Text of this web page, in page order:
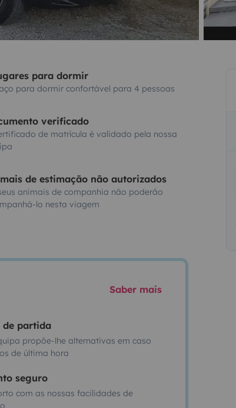
para dormir
para dormir confortável para 4 pessoas
verificado
de matrícula é validado pela nossa
de estimação não autorizados
animais de companhia não poderão
lo nesta viagem
Saber mais
de partida
propõe-lhe alternativas em caso
de última hora
seguro
com as nossas facilidades de